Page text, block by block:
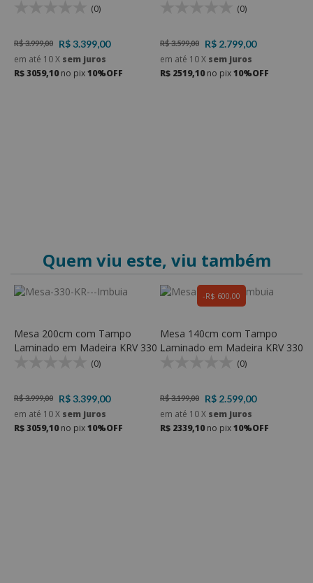
(0)
R$ 3.999,00
R$ 3.399,00
em até 10X sem juros
R$ 3059,10no pix10%OFF
(0)
R$ 3.599,00
R$ 2.799,00
em até 10X sem juros
R$ 2519,10no pix10%OFF
Quem viu este, viu também
R$ 600,00
Mesa 200cm com Tampo
Laminado em Madeira KRV 330 -
(0)
R$ 3.999,00
R$ 3.399,00
em até 10X sem juros
R$ 3059,10no pix10%OFF
Mesa 140cm com Tampo
Laminado em Madeira KRV 330 -
(0)
R$ 3.199,00
R$ 2.599,00
em até 10X sem juros
R$ 2339,10no pix10%OFF